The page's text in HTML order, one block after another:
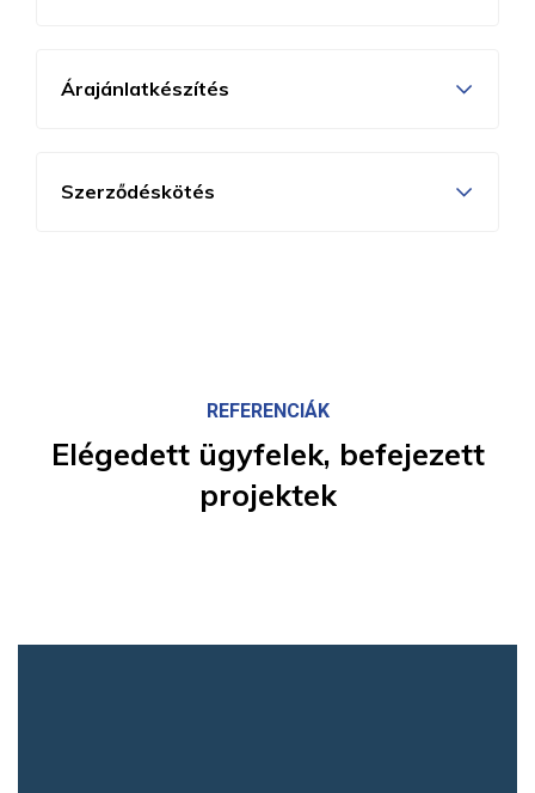
Árajánlatkészítés
Szerződéskötés
REFERENCIÁK
Elégedett ügyfelek, befejezett
projektek